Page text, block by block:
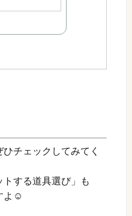
チェックしてみてく
トする道具選び」も
よ☺️